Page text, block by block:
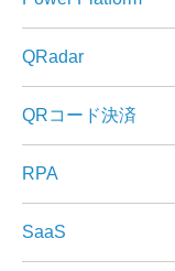
QRadar
QRコード決済
RPA
SaaS